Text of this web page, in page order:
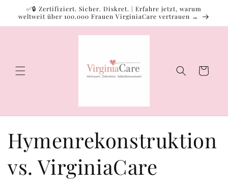
Direkt
zum✅🔒 Zertifiziert. Sicher. Diskret. | Erfahre jetzt, warum
weltweit über 100.000 Frauen VirginiaCare vertrauen →
Warenkorb
Hymenrekonstruktion
vs. VirginiaCare